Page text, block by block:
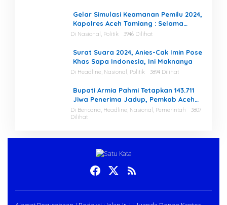
Gelar Simulasi Keamanan Pemilu 2024,
Kapolres Aceh Tamiang : Selama
Proses, Kami Siap dan Mampu
Di Nasional, Politik 3946 Dilihat
Surat Suara 2024, Anies-Cak Imin Pose
Khas Sapa Indonesia, Ini Maknanya
Di Headline, Nasional, Politik 3894 Dilihat
Bupati Armia Pahmi Tetapkan 143.711
Jiwa Penerima Jadup, Pemkab Aceh
Tamiang Percepat Pemulihan
Pascabencana
Di Bencana, Headline, Nasional, Pemerintah
3807
Dilihat